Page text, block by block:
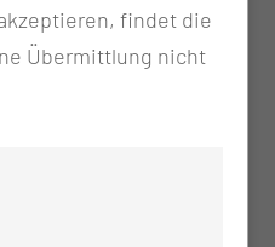
findet die
Übermittlung nicht